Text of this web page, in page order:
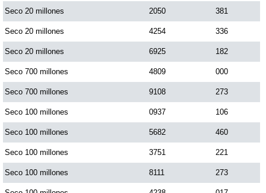
Sinuano Noche
Super Chontico Noche
Seco 20 millones 2050 381
Seco 20 millones 4254 336
Seco 20 millones 6925 182
Seco 700 millones 4809 000
Seco 700 millones 9108 273
Seco 100 millones 0937 106
Seco 100 millones 5682 460
Seco 100 millones 3751 221
Seco 100 millones 8111 273